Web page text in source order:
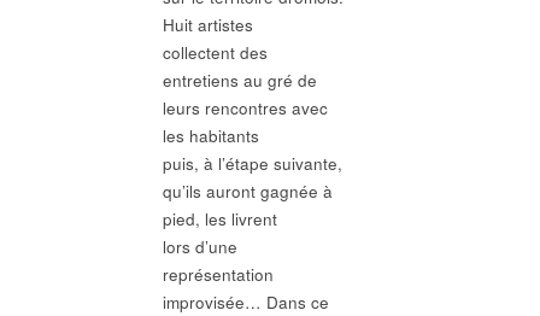
Huit artistes
collectent des
entretiens au gré de
leurs rencontres avec
les habitants
puis, à l’étape suivante,
qu’ils auront gagnée à
pied, les livrent
lors d’une
représentation
improvisée… Dans ce